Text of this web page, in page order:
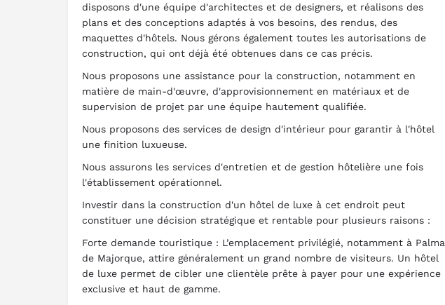
disposons d'une équipe d'architectes et de designers, et réalisons des
plans et des conceptions adaptés à vos besoins, des rendus, des
maquettes d'hôtels. Nous gérons également toutes les autorisations de
construction, qui ont déjà été obtenues dans ce cas précis.
Nous proposons une assistance pour la construction, notamment en
matière de main-d'œuvre, d'approvisionnement en matériaux et de
supervision de projet par une équipe hautement qualifiée.
Nous proposons des services de design d'intérieur pour garantir à l'hôtel
une finition luxueuse.
Nous assurons les services d'entretien et de gestion hôtelière une fois
l'établissement opérationnel.
Investir dans la construction d'un hôtel de luxe à cet endroit peut
constituer une décision stratégique et rentable pour plusieurs raisons :
Forte demande touristique : L’emplacement privilégié, notamment à Palma
de Majorque, attire généralement un grand nombre de visiteurs. Un hôtel
de luxe permet de cibler une clientèle prête à payer pour une expérience
exclusive et haut de gamme.